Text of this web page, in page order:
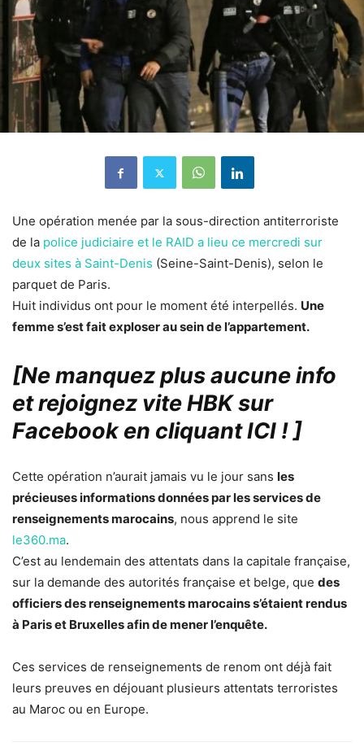
Une opération menée par la sous-direction antiterroriste
de la police judiciaire et le RAID a lieu ce mercredi sur
deux sites à Saint-Denis (Seine-Saint-Denis), selon le
parquet de Paris.
Huit individus ont pour le moment été interpellés. Une
femme s’est fait exploser au sein de l’appartement.
[Ne manquez plus aucune info
et rejoignez vite HBK sur
Facebook en cliquant ICI !]
Cette opération n’aurait jamais vu le jour sans les
précieuses informations données par les services de
renseignements marocains, nous apprend le site
le360.ma.
C’est au lendemain des attentats dans la capitale française,
sur la demande des autorités française et belge, que des
officiers des renseignements marocains s’étaient rendus
à Paris et Bruxelles afin de mener l’enquête.
Ces services de renseignements de renom ont déjà fait
leurs preuves en déjouant plusieurs attentats terroristes
au Maroc ou en Europe.